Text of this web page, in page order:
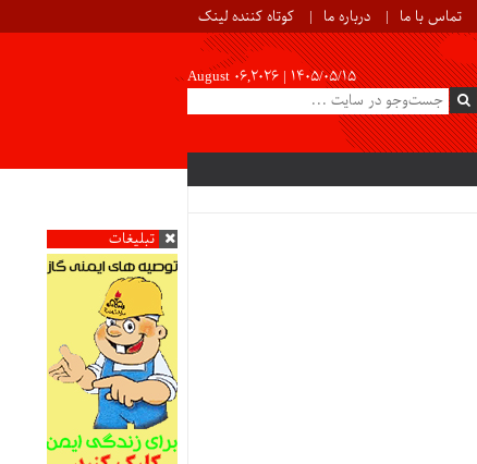
تماس با ما درباره ما کوتاه کننده لینک
August 06,2026 | ۱۴۰۵/۰۵/۱۵
تبلیغات